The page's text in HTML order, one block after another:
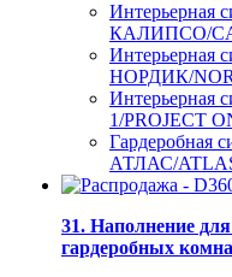
Интерьерная
КАЛИПСО/
Интерьерная
НОРДИК/
Интерьерная
1/PROJECT
Гардеробная
АТЛАС/
31. Наполнение
гардеробных